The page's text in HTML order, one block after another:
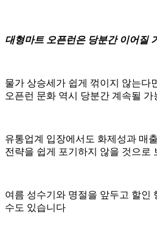
대형마트 오픈런은 당분간 이어질
물가 상승세가 쉽게 꺾이지 않는다
오픈런 문화 역시 당분간 계속될 가
유통업계 입장에서도 화제성과 매
전략을 쉽게 포기하지 않을 것으로
여름 성수기와 명절을 앞두고 할인
수도 있습니다